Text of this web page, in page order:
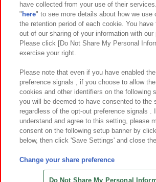
関連会社 サステナビリティ サ
プライバシーポリシー ウェブアクセシビリ
お取引先さまとともに
カスタマーハラスメント対応方針 よくあるご
©Bandai Namco Amusement Inc.
©Bandai Namco Amusement Lab
©HANAYASHIKI Co., Ltd. All Rights
have collected from your use of their
" here" to see more details about how we use
the retention period of each cookie. You
out of our sharing of your information with our
Please click [Do Not Share My Personal
exercise your right.
Please note that even if you have enabled
preference signals , if you choose to allow
cookies and other identifiers on the following
you will be deemed to have consented to the
regardless of the opt-out preference signals .
understand and agree to this setting, please
consent on the following setup banner by
below, then click 'Save Settings' and close
Change your share preference
Do Not Share My Personal